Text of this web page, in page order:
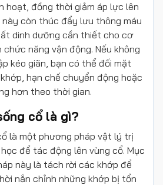
hoạt, đồng thời giảm áp lực lên
này còn thúc đẩy lưu thông máu
dinh dưỡng cần thiết cho cơ
năng vận động. Nếu không
kéo giãn, bạn có thể đối mặt
hạn chế chuyển động hoặc
hơn theo thời gian.
cổ là gì?
là một phương pháp vật lý trị
để tác động lên vùng cổ. Mục
này là tách rời các khớp để
nắn chỉnh những khớp bị tổn